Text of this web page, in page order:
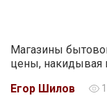
Магазины
цены, накидывая
Егор Шилов